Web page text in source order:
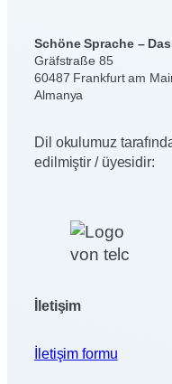
Schöne Sprache –
Gräfstraße 85
60487 Frankfurt am
Almanya
Dil okulumuz
edilmiştir / üyesidir:
İletişim
İletişim formu